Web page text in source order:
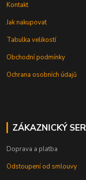
Kontakt
Jak nakupovat
Tabulka velikostí
Obchodní podmínky
Ochrana osobních údajů
ZÁKAZNICKÝ
Doprava a platba
Odstoupení od smlouvy